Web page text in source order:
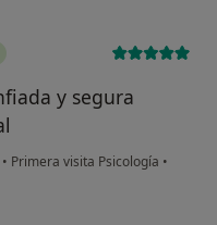
y segura
• Primera visita Psicología •